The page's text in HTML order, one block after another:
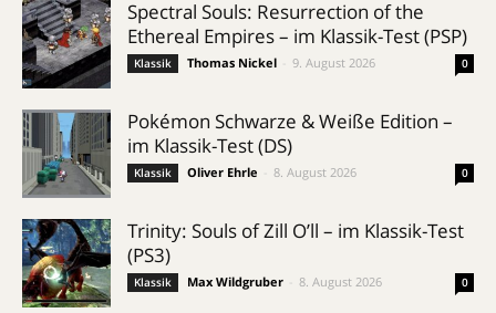
Spectral Souls: Resurrection of the
Ethereal Empires – im Klassik-Test (PSP)
Klassik Thomas Nickel 9. August 2026 0
Pokémon Schwarze & Weiße Edition –
im Klassik-Test (DS)
Klassik Oliver Ehrle 8. August 2026 0
Trinity: Souls of Zill O’ll – im Klassik-Test
(PS3)
Klassik Max Wildgruber 8. August 2026 0